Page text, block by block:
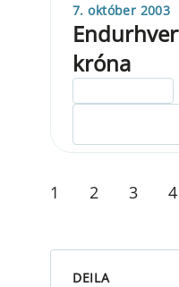
7. október 2003
króna
1 2 3 4
DEILA